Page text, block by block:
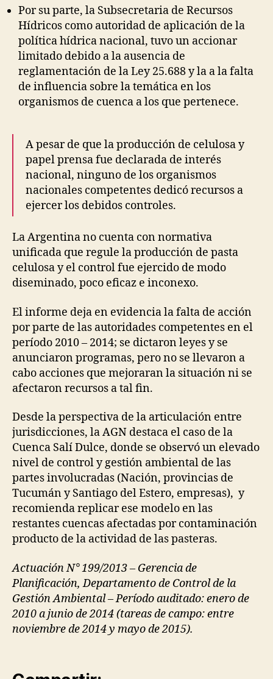
Por su parte, la Subsecretaria de Recursos
Hídricos como autoridad de aplicación de la
política hídrica nacional, tuvo un accionar
limitado debido a la ausencia de
reglamentación de la Ley 25.688 y la a la falta
de influencia sobre la temática en los
organismos de cuenca a los que pertenece.
A pesar de que la producción de celulosa y
papel prensa fue declarada de interés
nacional, ninguno de los organismos
nacionales competentes dedicó recursos a
ejercer los debidos controles.
La Argentina no cuenta con normativa
unificada que regule la producción de pasta
celulosa y el control fue ejercido de modo
diseminado, poco eficaz e inconexo.
El informe deja en evidencia la falta de acción
por parte de las autoridades competentes en el
período 2010 – 2014; se dictaron leyes y se
anunciaron programas, pero no se llevaron a
cabo acciones que mejoraran la situación ni se
afectaron recursos a tal fin.
Desde la perspectiva de la articulación entre
jurisdicciones, la AGN destaca el caso de la
Cuenca Salí Dulce, donde se observó un elevado
nivel de control y gestión ambiental de las
partes involucradas (Nación, provincias de
Tucumán y Santiago del Estero, empresas), y
recomienda replicar ese modelo en las
restantes cuencas afectadas por contaminación
producto de la actividad de las pasteras.
Actuación N° 199/2013 – Gerencia de
Planificación, Departamento de Control de la
Gestión Ambiental – Período auditado: enero de
2010a junio de 2014 (tareas de campo: entre
noviembre de 2014 y mayo de 2015).